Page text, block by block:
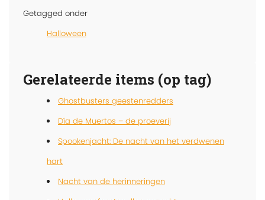
Getagged onder
Halloween
Gerelateerde items (op tag)
Ghostbusters geestenredders
Día de Muertos – de proeverij
Spookenjacht: De nacht van het verdwenen
hart
Nacht van de herinneringen